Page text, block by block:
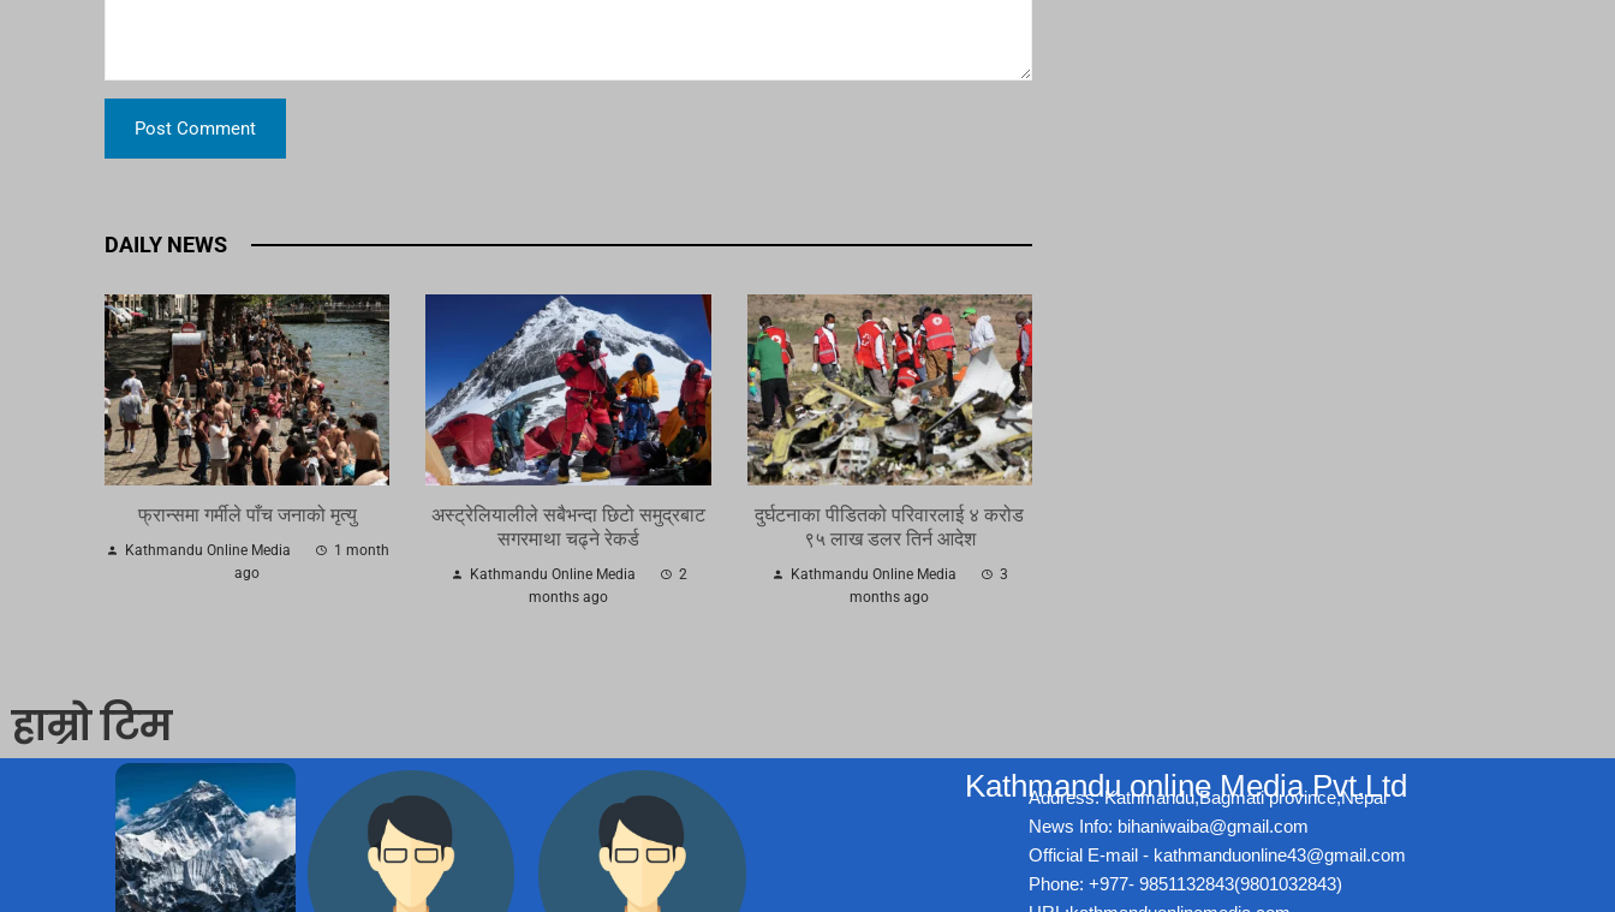
DAILY NEWS
फ्रान्समा गर्मीले पाँच जनाको मृत्यु
Kathmandu Online Media
1 month
ago
अस्ट्रेलियालीले सबैभन्दा छिटो समुद्रबाट
सगरमाथा चढ्ने रेकर्ड
Kathmandu Online Media
2
months ago
दुर्घटनाका पीडितको परिवारलाई ४ करोड
९५ लाख डलर तिर्न आदेश
Kathmandu Online Media
3
months ago
हाम्रो टिम
Kathmandu online Media Pvt.Ltd
Address: Kathmandu,Bagmati province,Nepal
News Info: bihaniwaiba@gmail.com
Official E-mail - kathmanduonline43@gmail.com
Phone: +977- 9851132843(9801032843)